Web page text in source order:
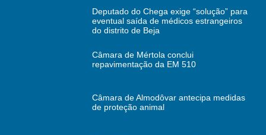
Deputado do Chega exige “solução” para
eventual saída de médicos estrangeiros
do distrito de Beja
Câmara de Mértola conclui
repavimentação da EM 510
Câmara de Almodôvar antecipa medidas
de proteção animal